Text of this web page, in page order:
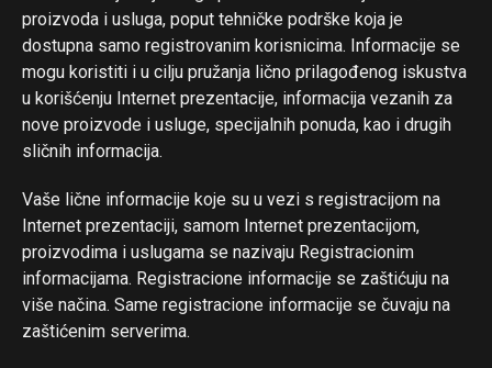
proizvoda i usluga, poput tehničke podrške koja je
dostupna samo registrovanim korisnicima. Informacije se
mogu koristiti i u cilju pružanja lično prilagođenog iskustva
u korišćenju Internet prezentacije, informacija vezanih za
nove proizvode i usluge, specijalnih ponuda, kao i drugih
sličnih informacija.
Vaše lične informacije koje su u vezi s registracijom na
Internet prezentaciji, samom Internet prezentacijom,
proizvodima i uslugama se nazivaju Registracionim
informacijama. Registracione informacije se zaštićuju na
više načina. Same registracione informacije se čuvaju na
zaštićenim serverima.